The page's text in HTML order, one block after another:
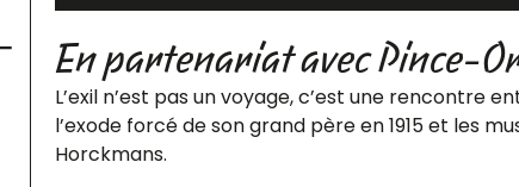
En partenariat avec Pince-
L’exil n’est pas un voyage, c’est une rencontre
l’exode forcé de son grand père en 1915 et les
Horckmans.